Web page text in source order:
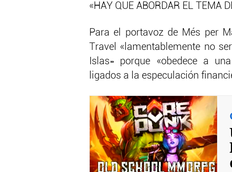
«HAY QUE ABORDAR EL TEMA
Para el portavoz de Més per
Travel «lamentablemente no
Islas» porque «obedece a
ligados a la especulación